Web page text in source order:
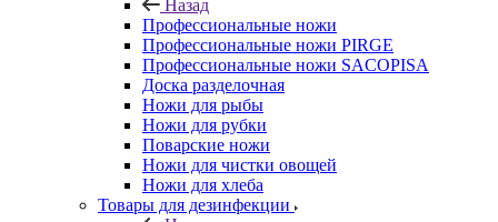
Назад
Профессиональные ножи
Профессиональные ножи PIRGE
Профессиональные ножи SACOPISA
Доска разделочная
Ножи для рыбы
Ножи для рубки
Поварские ножи
Ножи для чистки овощей
Ножи для хлеба
Товары для дезинфекции